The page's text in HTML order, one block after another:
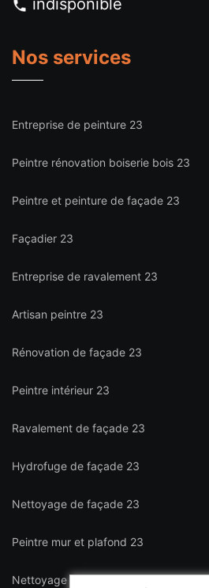
indisponible
Nos services
Entreprise de peinture 23
Peintre rénovation boiserie bois 23
Peintre et peinture de façade 23
Façadier 23
Entreprise de ravalement 23
Artisan peintre 23
Rénovation de façade 23
Peintre intérieur 23
Ravalement de façade 23
Hydrofuge de façade 23
Nettoyage de façade 23
Peintre mur et plafond 23
Nettoyage de terrasse 23